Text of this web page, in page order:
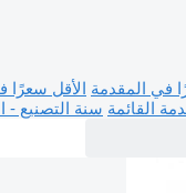
في المقدمة الأقل سعرًا
القائمة سنة التصنيع -